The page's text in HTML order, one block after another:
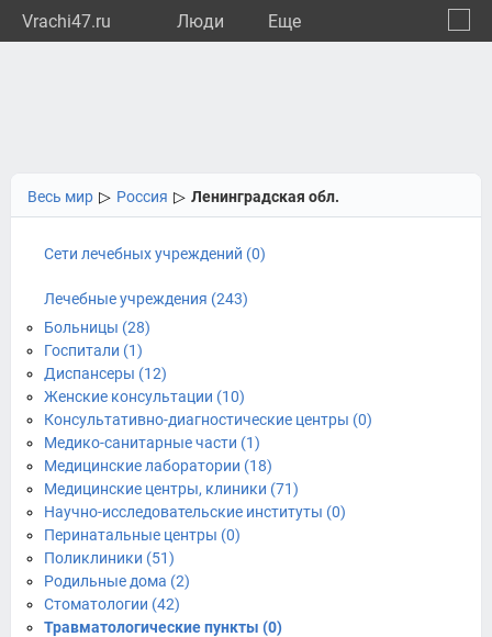
Vrachi47.ru Люди Eще
Весь мир ▷ Россия ▷ Ленинградская обл.
Сети лечебных учреждений (0)
Лечебные учреждения (243)
Больницы (28)
Госпитали (1)
Диспансеры (12)
Женские консультации (10)
Консультативно-диагностические центры (0)
Медико-санитарные части (1)
Медицинские лаборатории (18)
Медицинские центры, клиники (71)
Научно-исследовательские институты (0)
Перинатальные центры (0)
Поликлиники (51)
Родильные дома (2)
Стоматологии (42)
Травматологические пункты (0)